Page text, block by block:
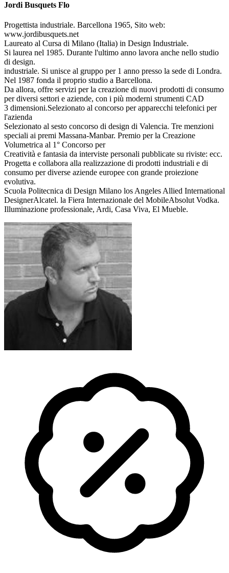
Jordi Busquets Flo
Progettista industriale. Barcellona 1965, Sito web:
www.jordibusquets.net
Laureato al Cursa di Milano (Italia) in Design Industriale.
Si laurea nel 1985. Durante l'ultimo anno lavora anche nello studio
di design.
industriale. Si unisce al gruppo per 1 anno presso la sede di Londra.
Nel 1987 fonda il proprio studio a Barcellona.
Da allora, offre servizi per la creazione di nuovi prodotti di consumo
per diversi settori e aziende, con i più moderni strumenti CAD
3 dimensioni.Selezionato al concorso per apparecchi telefonici per
l'azienda
Selezionato al sesto concorso di design di Valencia. Tre menzioni
speciali ai premi Massana-Manbar. Premio per la Creazione
Volumetrica al 1° Concorso per
Creatività e fantasia da interviste personali pubblicate su riviste: ecc.
Progetta e collabora alla realizzazione di prodotti industriali e di
consumo per diverse aziende europee con grande proiezione
evolutiva.
Scuola Politecnica di Design Milano los Angeles Allied International
DesignerAlcatel. la Fiera Internazionale del MobileAbsolut Vodka.
Illuminazione professionale, Ardi, Casa Viva, El Mueble.